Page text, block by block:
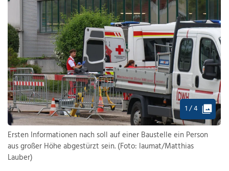
1 / 4
Ersten Informationen nach soll auf einer Baustelle ein Person
aus großer Höhe abgestürzt sein. (Foto: laumat/Matthias
Lauber)